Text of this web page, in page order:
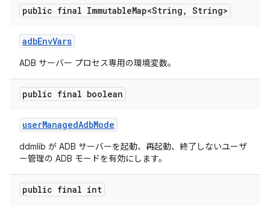
public final ImmutableMap<String , String>
adbEnvVars
ADB サーバー プロセス専用の環境変数。
public final boolean
userManagedAdbMode
ddmlib が ADB サーバーを起動、再起動、終了しないユーザ
ー管理の ADB モードを有効にします。
public final int